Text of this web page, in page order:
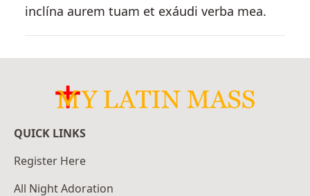
inclína aurem tuam et exáudi verba mea.
QUICK LINKS
Register Here
All Night Adoration